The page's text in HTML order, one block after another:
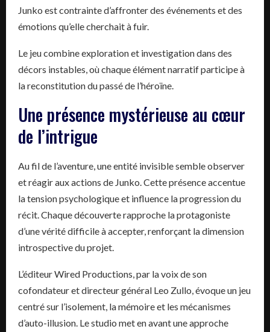
Junko est contrainte d’affronter des événements et des
émotions qu’elle cherchait à fuir.
Le jeu combine exploration et investigation dans des
décors instables, où chaque élément narratif participe à
la reconstitution du passé de l’héroïne.
Une présence mystérieuse au cœur
de l’intrigue
Au fil de l’aventure, une entité invisible semble observer
et réagir aux actions de Junko. Cette présence accentue
la tension psychologique et influence la progression du
récit. Chaque découverte rapproche la protagoniste
d’une vérité difficile à accepter, renforçant la dimension
introspective du projet.
L’éditeur Wired Productions, par la voix de son
cofondateur et directeur général Leo Zullo, évoque un jeu
centré sur l’isolement, la mémoire et les mécanismes
d’auto-illusion. Le studio met en avant une approche